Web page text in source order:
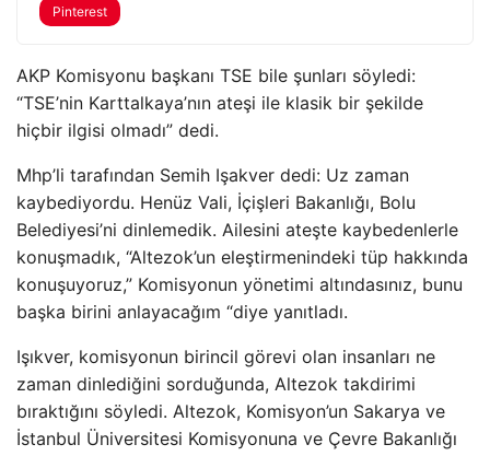
Pinterest
AKP Komisyonu başkanı TSE bile şunları söyledi:
“TSE’nin Karttalkaya’nın ateşi ile klasik bir şekilde
hiçbir ilgisi olmadı” dedi.
Mhp’li tarafından Semih Işakver dedi: Uz zaman
kaybediyordu. Henüz Vali, İçişleri Bakanlığı, Bolu
Belediyesi’ni dinlemedik. Ailesini ateşte kaybedenlerle
konuşmadık, “Altezok’un eleştirmenindeki tüp hakkında
konuşuyoruz,” Komisyonun yönetimi altındasınız, bunu
başka birini anlayacağım “diye yanıtladı.
Işıkver, komisyonun birincil görevi olan insanları ne
zaman dinlediğini sorduğunda, Altezok takdirimi
bıraktığını söyledi. Altezok, Komisyon’un Sakarya ve
İstanbul Üniversitesi Komisyonuna ve Çevre Bakanlığı